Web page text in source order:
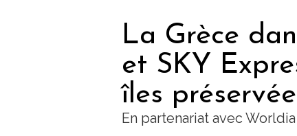
La Grèce
et SKY
îles
En partenariat avec